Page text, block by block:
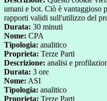
umani e bot. Ciò è vantaggioso
rapporti validi sull'utilizzo del
Durata: 30 minuti
Nome: CPA
Tipologia: analitico
Proprieta: Terze Parti
Descrizione: analisi e
Durata: 3 ore
Nome: ASI
Tipologia: analitico
Proprieta: Terze Parti